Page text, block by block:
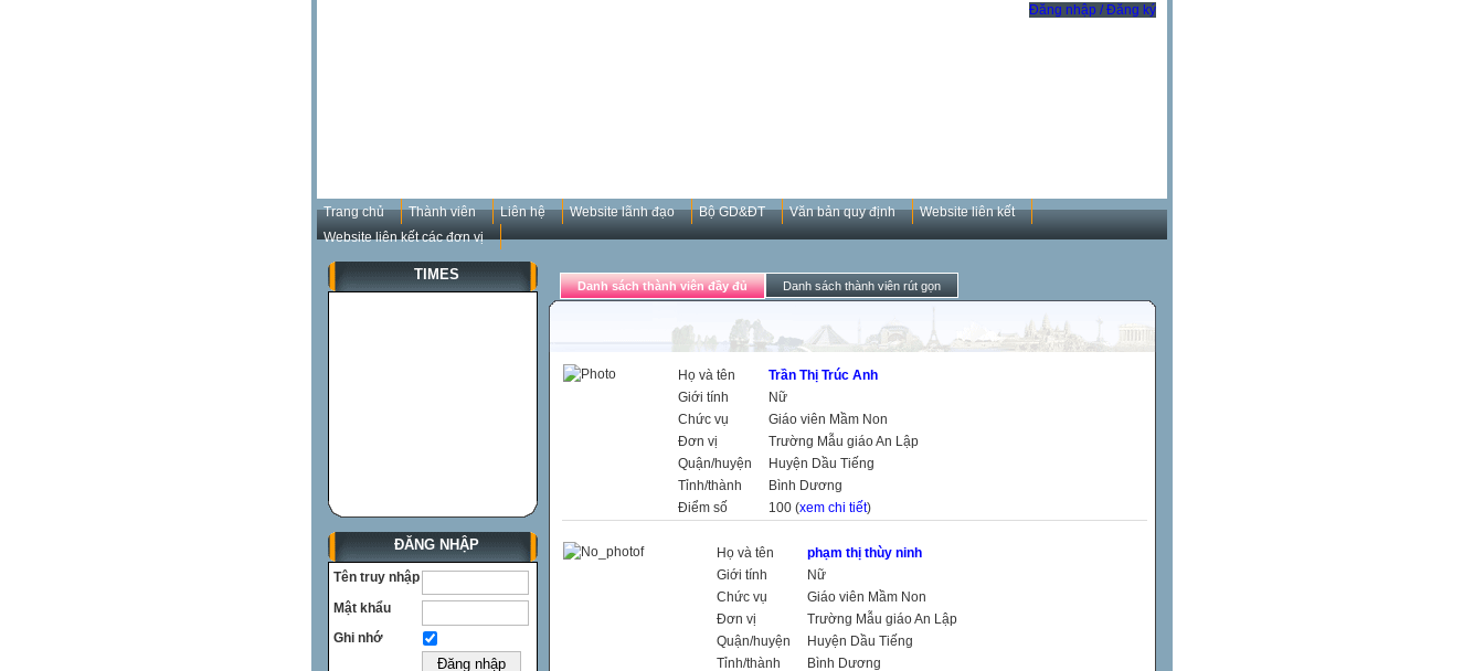
Đăng nhập / Đăng ký
Trang chủ Thành viên Liên hệ Website lãnh đạo Bộ GD&ĐT Văn bản quy định
Website liên kết
Website liên kết các đơn vị
TIMES
ĐĂNG NHẬP
Tên truy nhập
Mật khẩu
Ghi nhớ
Danh sách thành viên đầy đủ Danh sách thành viên rút gọn
Họ và tên
Trần Thị Trúc Anh
Giới tính
Nữ
Chức vụ
Giáo viên Mầm Non
Đơn vị
Trường Mẫu giáo An Lập
Quận/huyện
Huyện Dầu Tiếng
Tỉnh/thành
Bình Dương
Điểm số
100 (xem chi tiết)
Họ và tên
phạm thị thùy ninh
Giới tính
Nữ
Chức vụ
Giáo viên Mầm Non
Đơn vị
Trường Mẫu giáo An Lập
Quận/huyện
Huyện Dầu Tiếng
Tỉnh/thành
Bình Dương